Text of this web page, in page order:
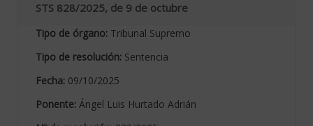
STS 828/2025, de 9 de octubre
Tipo de órgano: Tribunal Supremo
Tipo de resolución: Sentencia
Fecha: 09/10/2025
Ponente: Ángel Luis Hurtado Adrián